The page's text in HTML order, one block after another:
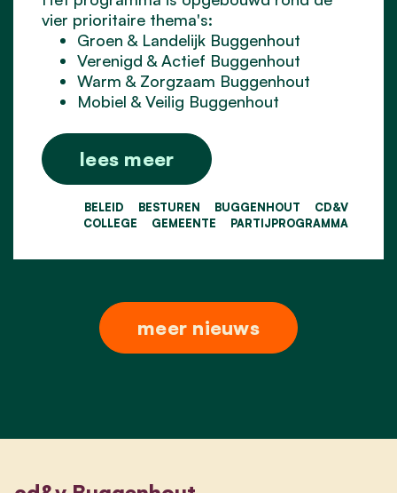
vier prioritaire thema's:
Groen & Landelijk Buggenhout
Verenigd & Actief Buggenhout
Warm & Zorgzaam Buggenhout
Mobiel & Veilig Buggenhout
lees meer
BELEID BESTUREN BUGGENHOUT
CD&V
COLLEGE
GEMEENTE PARTIJPROGRAMMA
meer nieuws